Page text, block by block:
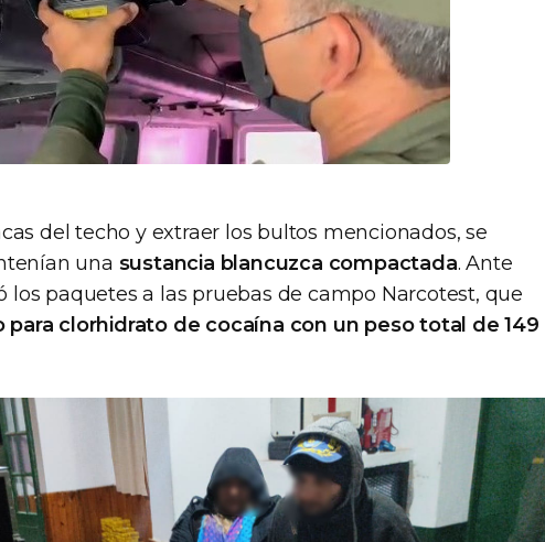
del techo y extraer los bultos mencionados, se
una sustancia blancuzca compactada. Ante
los paquetes a las pruebas de campo Narcotest, que
para clorhidrato de cocaína con un peso total de 149